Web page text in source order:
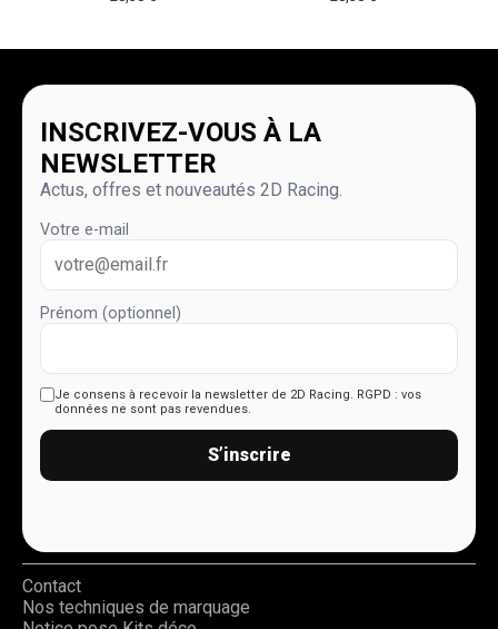
INSCRIVEZ-VOUS À LA
NEWSLETTER
Actus, offres et nouveautés 2D Racing.
Votre e-mail
Prénom (optionnel)
Je consens à recevoir la newsletter de 2D Racing. RGPD : vos
données ne sont pas revendues.
S’inscrire
Contact
Nos techniques de marquage